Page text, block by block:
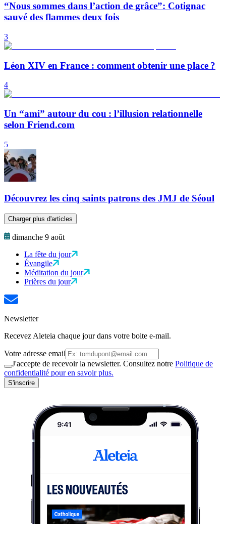
“Nous sommes dans l’action de grâce”: Cotignac
sauvé des flammes deux fois
3
Léon XIV en France : comment obtenir une place ?
4
Un “ami” autour du cou : l’illusion relationnelle
selon Friend.com
5
Découvrez les cinq saints patrons des JMJ de Séoul
Charger plus d'articles
dimanche 9 août
La fête du jour
Évangile
Méditation du jour
Prières du jour
Newsletter
Recevez Aleteia chaque jour dans votre boite e-mail.
Votre adresse email
J'accepte de recevoir la newsletter. Consultez notre Politique de
confidentialité pour en savoir plus.
S'inscrire